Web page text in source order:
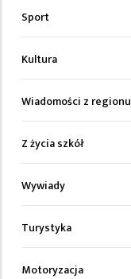
Sport
Kultura
Wiadomości z regionu
Z życia szkół
Wywiady
Turystyka
Motoryzacja